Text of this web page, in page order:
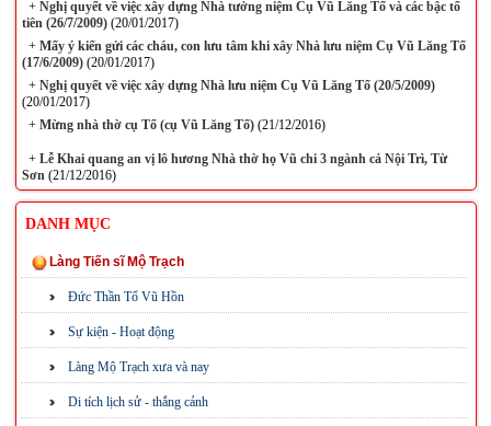
+Nghị quyết về việc xây dựng Nhà tưởng niệm Cụ Vũ Lăng Tố và các bậc tổ
tiên (26/7/2009)(20/01/2017)
+Mấy ý kiến gửi các cháu, con lưu tâm khi xây Nhà lưu niệm Cụ Vũ Lăng Tố
(17/6/2009)(20/01/2017)
+Nghị quyết về việc xây dựng Nhà lưu niệm Cụ Vũ Lăng Tố (20/5/2009)
(20/01/2017)
+Mừng nhà thờ cụ Tổ (cụ Vũ Lăng Tố)(21/12/2016)
+Lễ Khai quang an vị lô hương Nhà thờ họ Vũ chi 3 ngành cả Nội Trì, Từ
Sơn(21/12/2016)
DANH MỤC
Làng Tiến sĩ Mộ Trạch
Đức Thần Tổ Vũ Hồn
Sự kiện - Hoạt động
Làng Mộ Trạch xưa và nay
Di tích lịch sử - thắng cảnh